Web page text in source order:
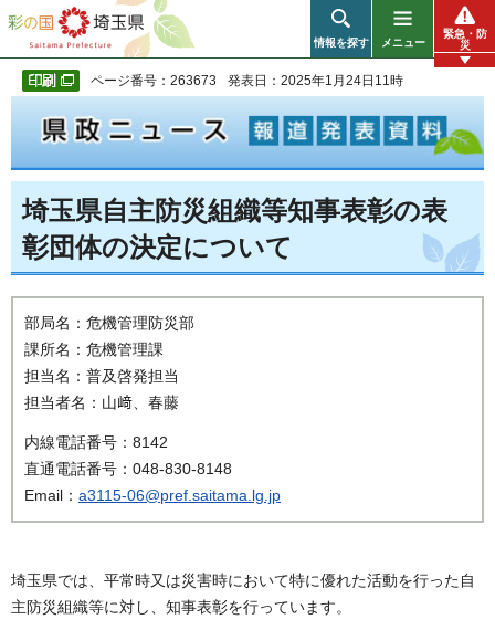
彩の国 埼玉県
情報を探す メニュー
緊急・防
災
ページ番号：263673 発表日：2025年1月24日11時
埼玉県自主防災組織等知事表彰の表
彰団体の決定について
部局名：危機管理防災部
課所名：危機管理課
担当名：普及啓発担当
担当者名：山﨑、春藤
内線電話番号：8142
直通電話番号：048-830-8148
Email： a3115-06@pref.saitama.lg.jp
埼玉県では、平常時又は災害時において特に優れた活動を行った自
主防災組織等に対し、知事表彰を行っています。